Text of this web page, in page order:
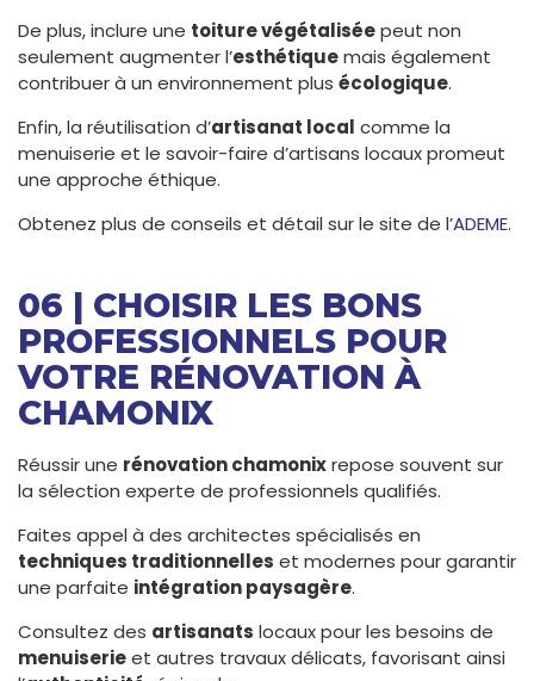
De plus, inclure une toiture végétaliséepeut non
seulement augmenter l’esthétiquemais également
contribuer à un environnement plus écologique.
Enfin, la réutilisation d’artisanat local comme la
menuiserie et le savoir-faire d’artisans locaux promeut
une approche éthique.
Obtenez plus de conseils et détail sur le site de l’ADEME.
06 | CHOISIR LES BONS
PROFESSIONNELS POUR
VOTRE RÉNOVATION À
CHAMONIX
Réussir une rénovation chamonixrepose souvent sur
la sélection experte de professionnels qualifiés.
Faites appel à des architectes spécialisés en
techniques traditionnelles et modernes pour garantir
une parfaite intégration paysagère.
Consultez des artisanats locaux pour les besoins de
menuiserieet autres travaux délicats, favorisant ainsi